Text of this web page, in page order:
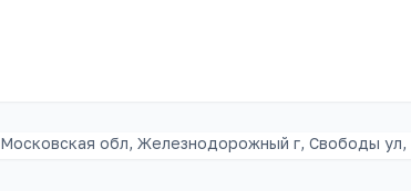
Московская обл, Железнодорожный г, Свободы